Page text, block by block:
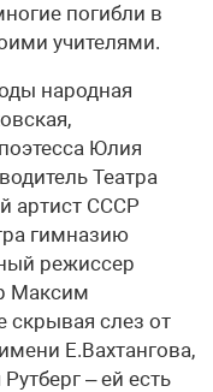
погибли в
учителями.
народная
Юлия
Театра
артист СССР
гимназию
режиссер
Максим
скрывая слез от
Е.Вахтангова,
– ей есть